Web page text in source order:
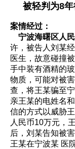
被轻判为8年
案情经过：
宁波海曙区人
许，被告人刘某
医生，故意碰撞
手中装有酒精的
物质，可能对被
查，将王某骗至
亲王某的电姓名
信的方式以威胁
人民币10万元，
后，刘某告知被
王某在宁波某 医